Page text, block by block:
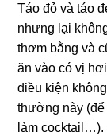
Táo đỏ và táo
nhưng lại
thơm bằng và
ăn vào có vị
điều kiện
thường này
làm cocktail…).